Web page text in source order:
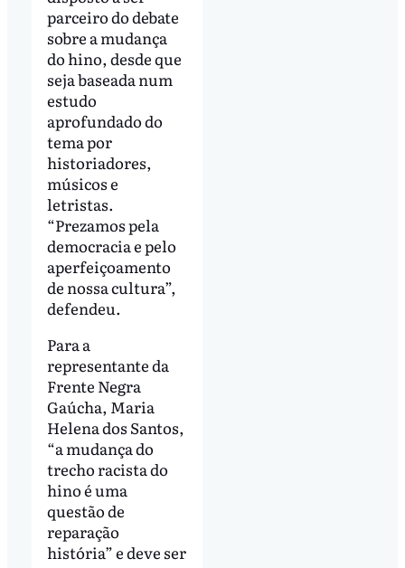
parceiro do debate
sobre a mudança
do hino, desde que
seja baseada num
estudo
aprofundado do
tema por
historiadores,
músicos e
letristas.
“Prezamos pela
democracia e pelo
aperfeiçoamento
de nossa cultura”,
defendeu.
Para a
representante da
Frente Negra
Gaúcha, Maria
Helena dos Santos,
“a mudança do
trecho racista do
hino é uma
questão de
reparação
história” e deve ser